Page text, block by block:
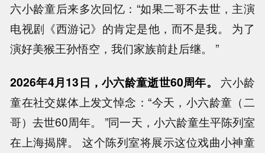
六小龄童后来多次回忆：“如果二哥不去世，主演
电视剧《西游记》的肯定是他，而不是我。 为了
演好美猴王孙悟空，我们家族前赴后继。 ”
2026年4月13日，小六龄童逝世60周年。 六小龄
童在社交媒体上发文悼念：“今天，小六龄童（二
哥）去世60周年。 ”同一天，小六龄童生平陈列室
在上海揭牌。 这个陈列室将展示这位戏曲小神童